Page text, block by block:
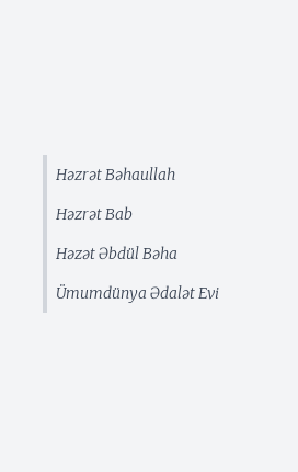
Həzrət Bəhaullah
Həzrət Bab
Həzət Əbdül Bəha
Ümumdünya Ədalət Evi